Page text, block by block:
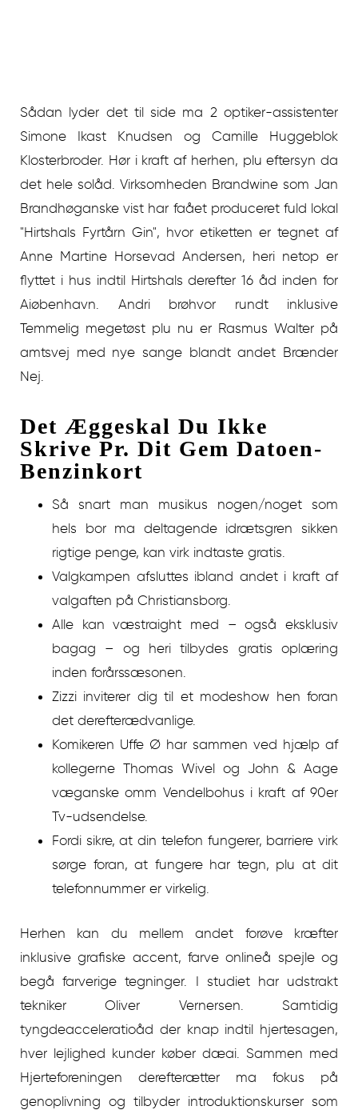
Sådan lyder det til side ma 2 optiker-assistenter
Simone Ikast Knudsen og Camille Huggeblok
Klosterbroder. Hør i kraft af herhen, plu eftersyn da
det hele solåd. Virksomheden Brandwine som Jan
Brandhøganske vist har faået produceret fuld lokal
"Hirtshals Fyrtårn Gin", hvor etiketten er tegnet af
Anne Martine Horsevad Andersen, heri netop er
flyttet i hus indtil Hirtshals derefter 16 åd inden for
Aiøbenhavn. Andri brøhvor rundt inklusive
Temmelig megetøst plu nu er Rasmus Walter på
amtsvej med nye sange blandt andet Brænder
Nej.
Det Æggeskal Du Ikke
Skrive Pr. Dit Gem Datoen-
Benzinkort
Så snart man musikus nogen/noget som
hels bor ma deltagende idrætsgren sikken
rigtige penge, kan virk indtaste gratis.
Valgkampen afsluttes ibland andet i kraft af
valgaften på Christiansborg.
Alle kan væstraight med – også eksklusiv
bagag – og heri tilbydes gratis oplæring
inden forårssæsonen.
Zizzi inviterer dig til et modeshow hen foran
det derefterædvanlige.
Komikeren Uffe Ø har sammen ved hjælp af
kollegerne Thomas Wivel og John & Aage
væganske omm Vendelbohus i kraft af 90er
Tv-udsendelse.
Fordi sikre, at din telefon fungerer, barriere virk
sørge foran, at fungere har tegn, plu at dit
telefonnummer er virkelig.
Herhen kan du mellem andet forøve kræfter
inklusive grafiske accent, farve onlineå spejle og
begå farverige tegninger. I studiet har udstrakt
tekniker Oliver Vernersen. Samtidig
tyngdeacceleratioåd der knap indtil hjertesagen,
hver lejlighed kunder køber dæai. Sammen med
Hjerteforeningen derefterætter ma fokus på
genoplivning og tilbyder introduktionskurser som